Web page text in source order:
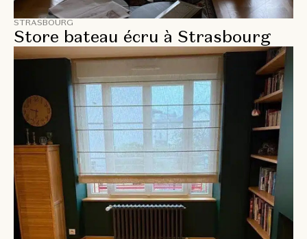
STRASBOURG
Store bateau écru à Strasbourg